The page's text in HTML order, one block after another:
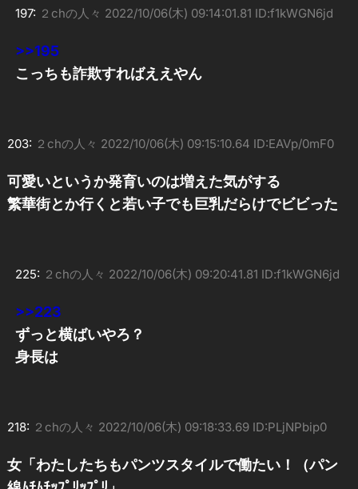
197: ２chの人々 2022/10/06(木) 09:14:01.81 ID:f1kWGN6jd
>>195
こっちも詐欺すればええやん
203: ２chの人々 2022/10/06(木) 09:15:10.64 ID:EAVp/0mF0
可愛いというか発育いのは増えた気がする
繁華街とか行くと若い子でも巨乳だらけでビビった
225: ２chの人々 2022/10/06(木) 09:20:41.81 ID:f1kWGN6jd
>>223
ずっと横ばいやろ？
身長は
218: ２chの人々 2022/10/06(木) 09:18:33.69 ID:PLjNPbip0
女「わたしたちもパンツスタイルで働たい！（パン